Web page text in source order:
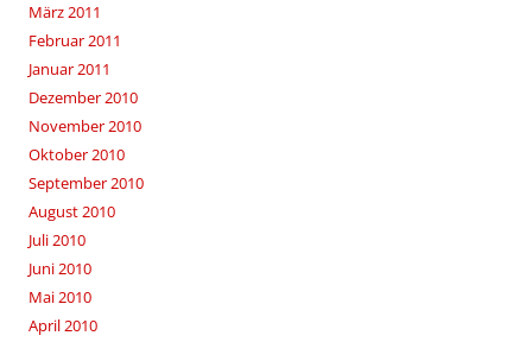
März 2011
Februar 2011
Januar 2011
Dezember 2010
November 2010
Oktober 2010
September 2010
August 2010
Juli 2010
Juni 2010
Mai 2010
April 2010